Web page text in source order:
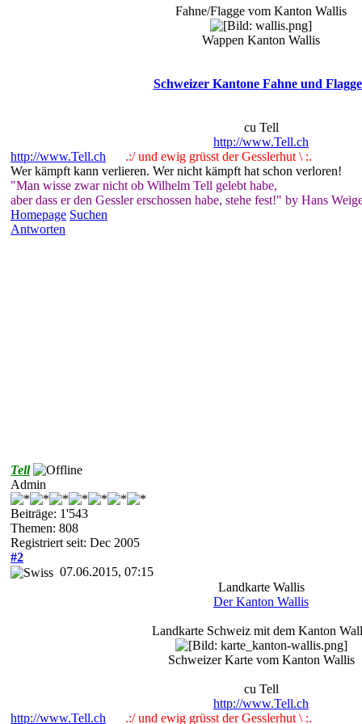
Fahne/Flagge vom Kanton Wallis
Wappen Kanton Wallis
Schweizer Kantone Fahne und
cu Tell
http://www.Tell.ch
http://www.Tell.ch
.:/ und ewig grüsst der Gesslerhut \ :.
Wer kämpft kann verlieren. Wer nicht kämpft hat schon verloren!
"Man wisse zwar nicht ob Wilhelm Tell gelebt habe,
aber dass er den Gessler erschossen habe, stehe fest!" by Hans
Homepage Suchen
Antworten
Tell
Admin
Beiträge: 1'543
Themen: 808
Registriert seit: Dec 2005
#2
07.06.2015, 07:15
Landkarte Wallis
Der Kanton Wallis
Landkarte Schweiz mit dem Kanton
Schweizer Karte vom Kanton Wallis
cu Tell
http://www.Tell.ch
http://www.Tell.ch
.:/ und ewig grüsst der Gesslerhut \ :.